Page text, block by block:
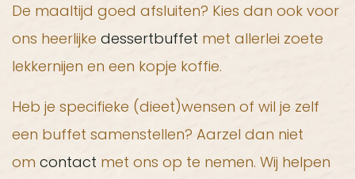
De maaltijd goed afsluiten? Kies dan ook voor
ons heerlijke dessertbuffet met allerlei zoete
lekkernijen en een kopje koffie.
Heb je specifieke (dieet)wensen of wil je zelf
een buffet samenstellen? Aarzel dan niet
om contact met ons op te nemen. Wij helpen